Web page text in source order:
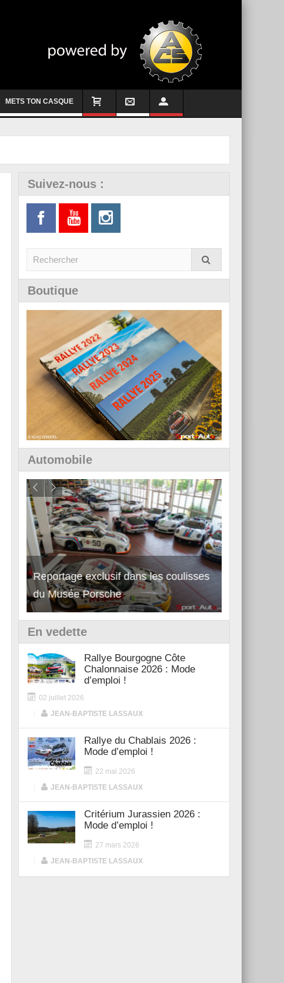
METS TON CASQUE
Suivez-nous :
Boutique
Automobile
Reportage exclusif dans les coulisses
du Musée Porsche
Découverte de la nouvelle Ferrari
12Cilindri Manuale
En vedette
Rallye Bourgogne Côte
Chalonnaise 2026 : Mode
d’emploi !
02 juillet 2026
JEAN-BAPTISTE LASSAUX
Rallye du Chablais 2026 :
Mode d’emploi !
22 mai 2026
JEAN-BAPTISTE LASSAUX
Critérium Jurassien 2026 :
Mode d’emploi !
27 mars 2026
JEAN-BAPTISTE LASSAUX